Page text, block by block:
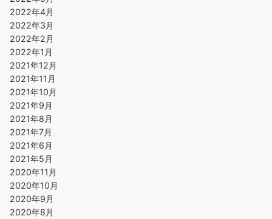
2022年4月
2022年3月
2022年2月
2022年1月
2021年12月
2021年11月
2021年10月
2021年9月
2021年8月
2021年7月
2021年6月
2021年5月
2020年11月
2020年10月
2020年9月
2020年8月